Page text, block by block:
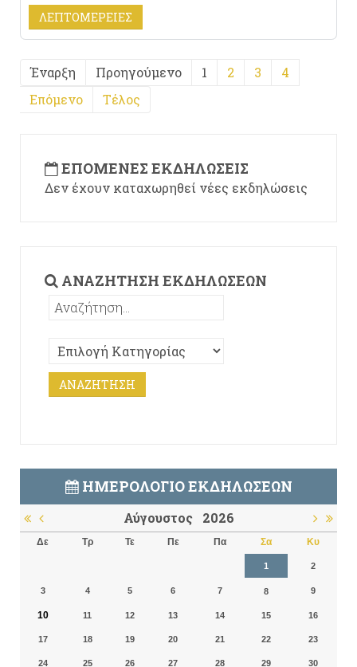
ΛΕΠΤΟΜΈΡΕΙΕΣ
Έναρξη Προηγούμενο 1 2 3
4
Επόμενο
Τέλος
ΕΠΌΜΕΝΕΣ ΕΚΔΗΛΏΣΕΙΣ
Δεν έχουν καταχωρηθεί νέες εκδηλώσεις
ΑΝΑΖΉΤΗΣΗ ΕΚΔΗΛΏΣΕΩΝ
ΗΜΕΡΟΛΌΓΙΟ ΕΚΔΗΛΏΣΕΩΝ
Αύγουστος 2026
Δε Τρ Τε Πε Πα Σα Κυ
1 2
3 4 5 6 7 8 9
10 11 12 13 14 15 16
17 18 19 20 21 22 23
24 25 26 27 28 29 30